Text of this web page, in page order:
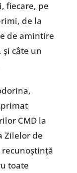
fiecare, pe
de la
de amintire
și câte un
CMD la
Zilelor de
toate